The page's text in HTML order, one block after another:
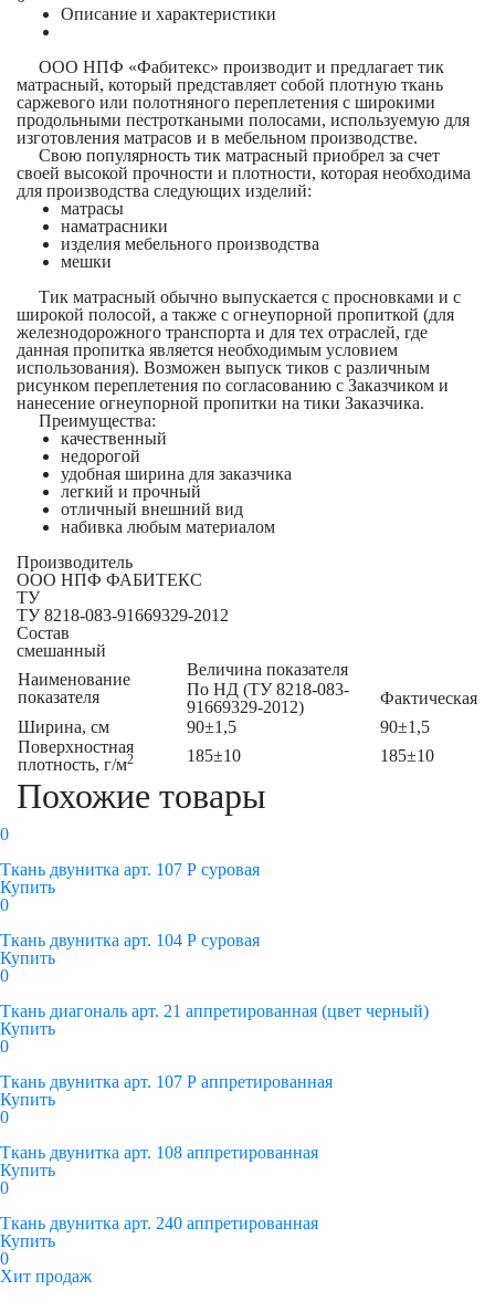
Описание и характеристики
ООО НПФ «Фабитекс» производит и предлагает тик
матрасный, который представляет собой плотную ткань
саржевого или полотняного переплетения с широкими
продольными пестроткаными полосами, используемую для
изготовления матрасов и в мебельном производстве.
Свою популярность тик матрасный приобрел за счет
своей высокой прочности и плотности, которая необходима
для производства следующих изделий:
матрасы
наматрасники
изделия мебельного производства
мешки
Тик матрасный обычно выпускается с просновками и с
широкой полосой, а также с огнеупорной пропиткой (для
железнодорожного транспорта и для тех отраслей, где
данная пропитка является необходимым условием
использования). Возможен выпуск тиков с различным
рисунком переплетения по согласованию с Заказчиком и
нанесение огнеупорной пропитки на тики Заказчика.
Преимущества:
качественный
недорогой
удобная ширина для заказчика
легкий и прочный
отличный внешний вид
набивка любым материалом
Производитель
ООО НПФ ФАБИТЕКС
ТУ
ТУ 8218-083-91669329-2012
Состав
смешанный
Наименование
показателя
Величина показателя
По НД (ТУ 8218-083-
91669329-2012)
Фактическая
Ширина, см
90±1,5
90±1,5
Поверхностная
плотность, г/м2 185±10 185±10
Похожие товары
0
Ткань двунитка арт. 107 Р суровая
Купить
0
Ткань двунитка арт. 104 Р суровая
Купить
0
Ткань диагональ арт. 21 аппретированная (цвет черный)
Купить
0
Ткань двунитка арт. 107 Р аппретированная
Купить
0
Ткань двунитка арт. 108 аппретированная
Купить
0
Ткань двунитка арт. 240 аппретированная
Купить
0
Хит продаж